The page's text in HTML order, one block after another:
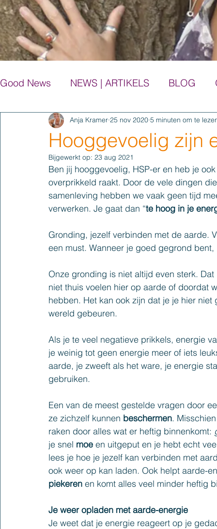
Good News NEWS | ARTIKELS BLOG
Hooggevoelig zijn
Anja Kramer 25 nov 2020 5 minuten om te
Bijgewerkt op: 23 aug 2021
Ben jij hooggevoelig, HSP-er en heb je
overprikkeld raakt. Door de vele dingen
samenleving hebben we vaak geen tijd
verwerken. Je gaat dan “te hoog in je
Gronding, jezelf verbinden met de aarde.
een must. Wanneer je goed gegrond
Onze gronding is niet altijd even sterk.
niet thuis voelen hier op aarde of doordat
hebben. Het kan ook zijn dat je je hier
wereld gebeuren.
Als je te veel negatieve prikkels, energie
je weinig tot geen energie meer of iets
aarde, je zweeft als het ware, je energie
gebruiken.
Een van de meest gestelde vragen door
ze zichzelf kunnen beschermen.
raken door alles wat er heftig binnenkomt:
je snel moe en uitgeput en je hebt echt
lees je hoe je jezelf kan verbinden met
ook weer op kan laden. Ook helpt aarde-
piekeren en komt alles veel minder heftig
Je weer opladen met aarde-energie
Je weet dat je energie reageert op je